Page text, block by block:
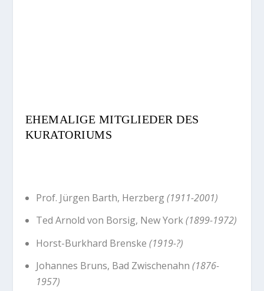
EHEMALIGE MITGLIEDER DES
KURATORIUMS
Prof. Jürgen Barth, Herzberg(1911-2001)
Ted Arnold von Borsig, New York(1899-1972)
Horst-Burkhard Brenske (1919-?)
Johannes Bruns, Bad Zwischenahn (1876-
1957)